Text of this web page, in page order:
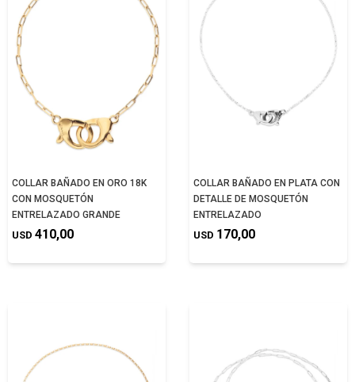
COLLAR BAÑADO EN ORO 18K
CON MOSQUETÓN
ENTRELAZADO GRANDE
USD 410,00
COLLAR BAÑADO EN PLATA CON
DETALLE DE MOSQUETÓN
ENTRELAZADO
USD 170,00